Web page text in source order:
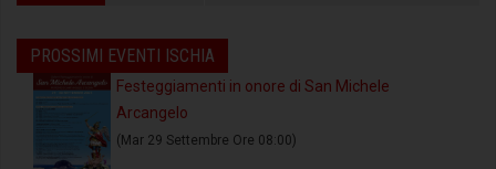
PROSSIMI EVENTI ISCHIA
Festeggiamenti in onore di San Michele
Arcangelo
(Mar 29 Settembre Ore 08:00)